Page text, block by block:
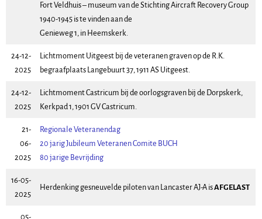
Fort Veldhuis – museum van de Stichting Aircraft Recovery Group
1940-1945 is te vinden aan de
Genieweg 1, in Heemskerk.
24-12-
2025
Lichtmoment Uitgeest bij de veteranen graven op de R.K.
begraafplaats Langebuurt 37, 1911 AS Uitgeest.
24-12-
2025
Lichtmoment Castricum bij de oorlogsgraven bij de Dorpskerk,
Kerkpad 1, 1901 GV Castricum.
21-
06-
2025
Regionale Veteranendag
20 jarig Jubileum Veteranen Comite BUCH
80 jarige Bevrijding
16-05-
2025
Herdenking gesneuvelde piloten van Lancaster AJ-A isAFGELAST
05-